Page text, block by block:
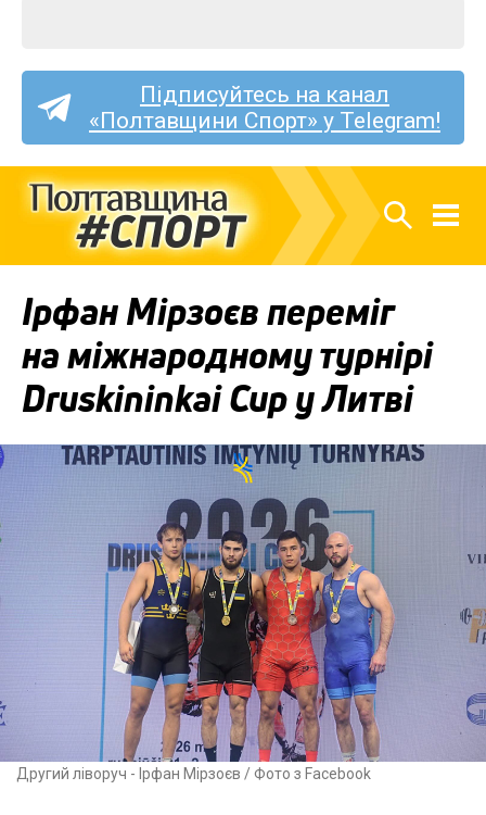
Підписуйтесь на канал
«Полтавщини Спорт» у Telegram!
Ірфан Мірзоєв переміг
на міжнародному турнірі
Druskininkai Cup у Литві
Другий ліворуч - Ірфан Мірзоєв / Фото з Facebook